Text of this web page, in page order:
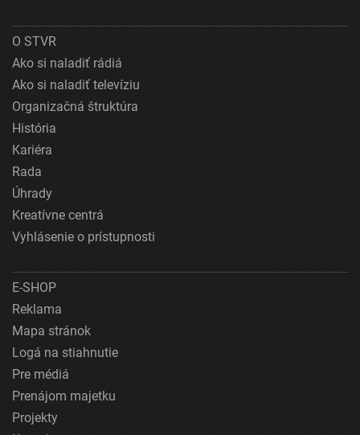
O STVR
Ako si naladiť rádiá
Ako si naladiť televíziu
Organizačná štruktúra
História
Kariéra
Rada
Úhrady
Kreatívne centrá
Vyhlásenie o prístupnosti
E-SHOP
Reklama
Mapa stránok
Logá na stiahnutie
Pre médiá
Prenájom majetku
Projekty